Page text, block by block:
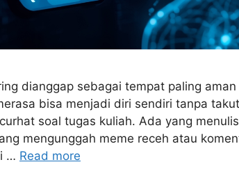
dianggap sebagai tempat paling
bisa menjadi diri sendiri tanpa
soal tugas kuliah. Ada yang
mengunggah meme receh atau
… Read more